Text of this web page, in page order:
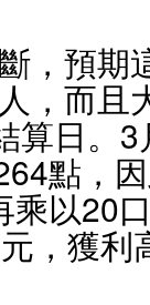
，預期
，而且
算日。
點，
以20
，獲